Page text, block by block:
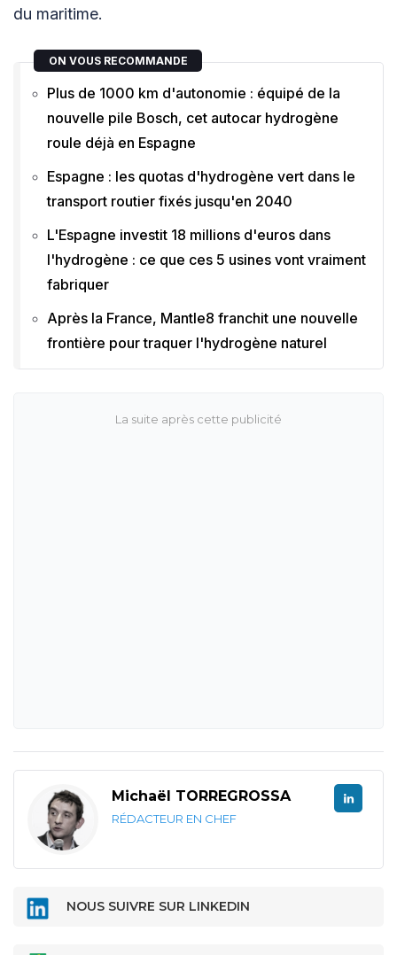
du maritime.
ON VOUS RECOMMANDE
Plus de 1000 km d'autonomie : équipé de la
nouvelle pile Bosch, cet autocar hydrogène
roule déjà en Espagne
Espagne : les quotas d'hydrogène vert dans le
transport routier fixés jusqu'en 2040
L'Espagne investit 18 millions d'euros dans
l'hydrogène : ce que ces 5 usines vont vraiment
fabriquer
Après la France, Mantle8 franchit une nouvelle
frontière pour traquer l'hydrogène naturel
Michaël TORREGROSSA
RÉDACTEUR EN CHEF
NOUS SUIVRE SUR LINKEDIN